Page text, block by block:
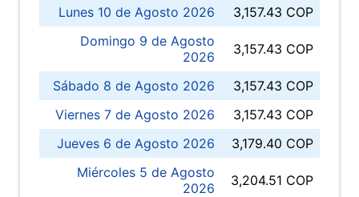
Lunes 10 de Agosto 2026
3,157.43 COP
Domingo 9 de Agosto
2026
3,157.43 COP
Sábado 8 de Agosto 2026
3,157.43 COP
Viernes 7 de Agosto 2026
3,157.43 COP
Jueves 6 de Agosto 2026
3,179.40 COP
Miércoles 5 de Agosto
2026
3,204.51 COP